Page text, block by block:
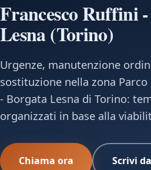
Francesco Ruffini
Lesna (Torino)
Urgenze, manutenzione
sostituzione nella zona Parco
- Borgata Lesna di Torino:
organizzati in base alla
Chiama ora Scrivi